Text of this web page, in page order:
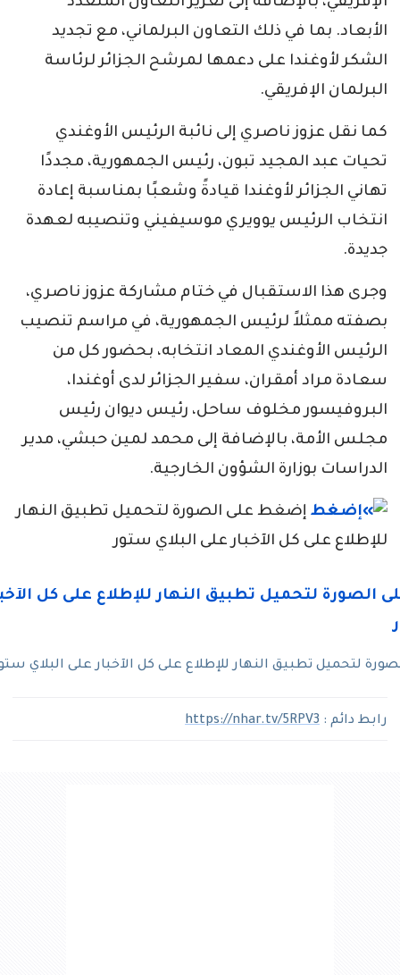
الأبعاد. بما في ذلك التعاون البرلماني، مع تجديد
الشكر لأوغندا على دعمها لمرشح الجزائر لرئاسة
البرلمان الإفريقي.
كما نقل عزوز ناصري إلى نائبة الرئيس الأوغندي
تحيات عبد المجيد تبون، رئيس الجمهورية، مجددًا
تهاني الجزائر لأوغندا قيادةً وشعبًا بمناسبة إعادة
انتخاب الرئيس يوويري موسيفيني وتنصيبه لعهدة
جديدة.
وجرى هذا الاستقبال في ختام مشاركة عزوز ناصري،
بصفته ممثلاً لرئيس الجمهورية، في مراسم تنصيب
الرئيس الأوغندي المعاد انتخابه، بحضور كل من
سعادة مراد أمقران، سفير الجزائر لدى أوغندا،
البروفيسور مخلوف ساحل، رئيس ديوان رئيس
مجلس الأمة، بالإضافة إلى محمد لمين حبشي، مدير
الدراسات بوزارة الشؤون الخارجية.
إضغط على الصورة لتحميل تطبيق النهار
للإطلاع على كل الآخبار على البلاي ستور
لتحميل تطبيق النهار للإطلاع على كل الآخبار على البلاي
رابط دائم : https://nhar.tv/5RPV3